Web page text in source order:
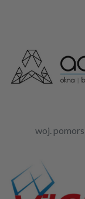
woj.